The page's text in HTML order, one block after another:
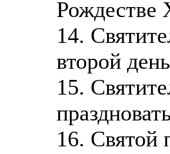
Рождестве
14.
второй
15.
16. Святой